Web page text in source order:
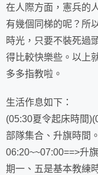
在人際方面，憲兵的
有幾個同梯的呢？所
時光，只要不裝死過
得比較快樂些。以上
多多指教啦。
生活作息如下：
(05:30夏令起床時間
部隊集合、升旗時間。
06:20~~07:00==>升
期一、五是基本教練